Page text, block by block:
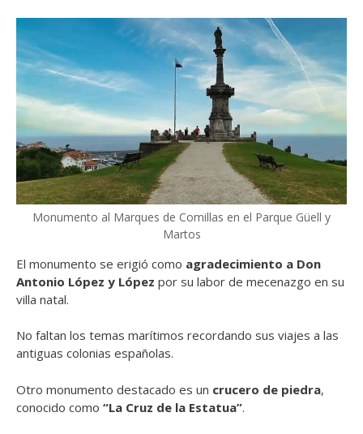
Monumento al Marques de Comillas en el Parque Güell y
Martos
El monumento se erigió como agradecimiento a Don
Antonio López y López por su labor de mecenazgo en su
villa natal.
No faltan los temas marítimos recordando sus viajes a las
antiguas colonias españolas.
Otro monumento destacado es un crucero de piedra,
conocido como “La Cruz de la Estatua”.